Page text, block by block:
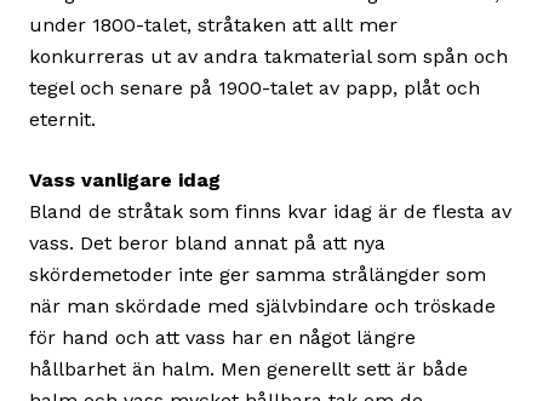
under 1800-talet, stråtaken att allt mer
konkurreras ut av andra takmaterial som spån och
tegel och senare på 1900-talet av papp, plåt och
eternit.
Vass vanligare idag
Bland de stråtak som finns kvar idag är de flesta av
vass. Det beror bland annat på att nya
skördemetoder inte ger samma strålängder som
när man skördade med självbindare och tröskade
för hand och att vass har en något längre
hållbarhet än halm. Men generellt sett är både